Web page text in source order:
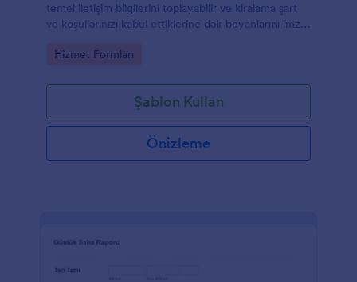
temel iletişim bilgilerini toplayabilir ve kiralama şart
ve koşullarınızı kabul ettiklerine dair beyanlarını imzalı
Go to Category:
Hizmet Formları
Şablon Kullan
Önizleme